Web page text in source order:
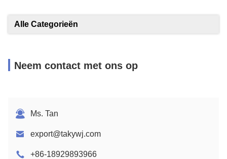
Alle Categorieën
Neem contact met ons op
Ms. Tan
export@takywj.com
+86-18929893966